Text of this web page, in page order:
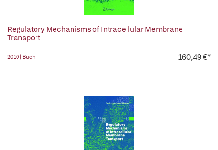
Regulatory Mechanisms of Intracellular Membrane
Transport
2010 | Buch 160,49 €*